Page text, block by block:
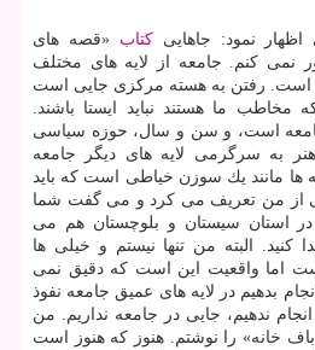
نمود: جاهاییكتاب «قصه های
نمی كنم. جامعه از لایه های مختلف
است. رفتن به هسته مركزی جایی است
ما هستند نباید ایستا باشند.
است، و سن و سال، حوزه سیاسی
به سرگرمی لایه های دیگر جامعه
ها مانند یك سوزن خیاطی است كه باید
از من تعریف می كرد و می گفت شما
در استان سیستان و بلوچستان هم می
كنید. البته من تنها نیستم و خیلی ها
اما واقعیت این است كه دقیق نمی
بدهیم در لایه های عمیق جامعه نفوذ
انجام ندهیم، جایی در جامعه نداریم. من
قالی باف خانه» را نوشتم. هنوز كه هنوز است